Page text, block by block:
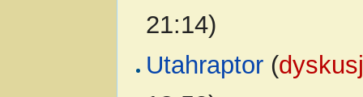
21:14)
Utahraptor (